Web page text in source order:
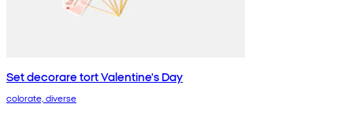
Set decorare tort Valentine's Day
colorate, diverse